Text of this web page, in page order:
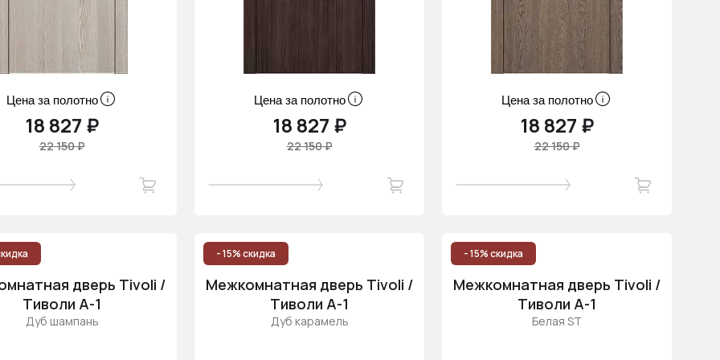
Цена за полотно
18 827 ₽
22 150 ₽
Цена за полотно
18 827 ₽
22 150 ₽
Цена за полотно
18 827 ₽
22 150 ₽
дверь Tivoli /
Тиволи А-1
Дуб шампань
- 15% скидка
Межкомнатная дверь Tivoli /
Тиволи А-1
Дуб карамель
- 15% скидка
Межкомнатная дверь Tivoli /
Тиволи А-1
Белая ST